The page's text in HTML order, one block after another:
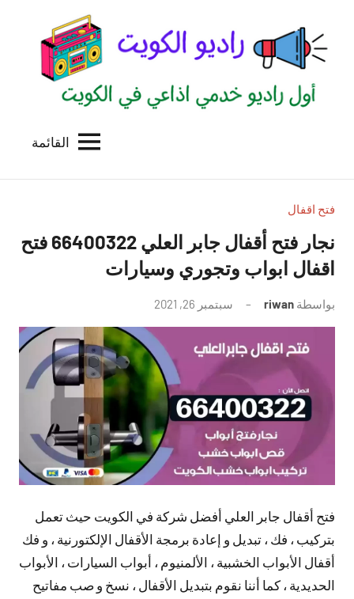
المحتوى
الكويت
للاعلانات
بالكويت
القائمة
فتح اقفال
نجار فتح أقفال جابر العلي 66400322 فتح
اقفال ابواب وتجوري وسيارات
بواسطة riwan سبتمبر 26, 2021
توجد
تعليقات
فتح أقفال جابر العلي أفضل شركة في الكويت حيث تعمل
بتركيب ، فك ، تبديل و إعادة برمجة الأقفال الإلكتورنية ، و فك
أقفال الأبواب الخشبية ، الألمنيوم ، أبواب السيارات ، الأبواب
الحديدية ، كما أننا نقوم بتبديل الأقفال ، نسخ و صب مفاتيح